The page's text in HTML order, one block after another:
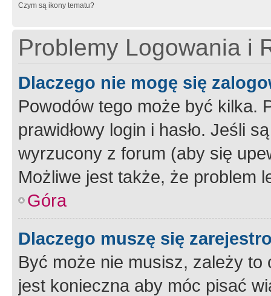
Czym są ikony tematu?
Problemy Logowania i
Dlaczego nie mogę się
Powodów tego może być kilka.
prawidłowy login i hasło. Jeśli
wyrzucony z forum (aby się
Możliwe jest także, że problem
Góra
Dlaczego muszę się
Być może nie musisz, zależy
jest konieczna aby móc pisać